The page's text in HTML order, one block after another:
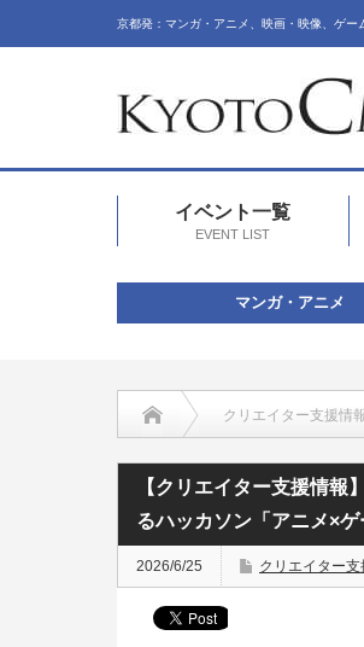
京都発：マンガ・アニメ、映画・映像、ゲ
イベント一覧
EVENT LIST
マンガ・アニメ
クリエイター支援情
【クリエイター支援情報】若手
【クリエイター支援情
るハッカソン「アニメ×
2026/6/25 クリエイター支